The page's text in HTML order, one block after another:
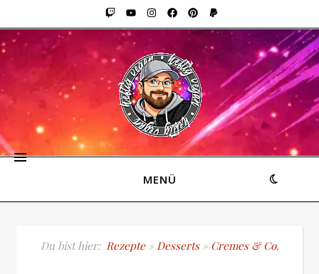
MENÜ
Du bist hier: Rezepte» Desserts» Cremes & Co.